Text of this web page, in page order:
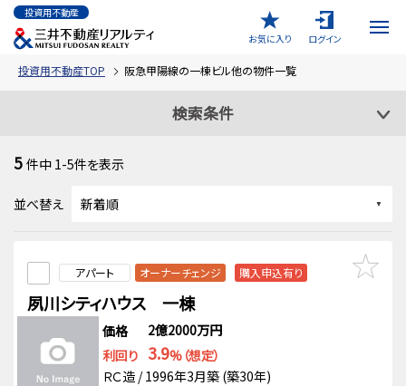
投資用不動産
お気に入り
ログイン
投資用不動産TOP 阪急甲陽線の一棟ビル他の物件一覧
検索条件
5 件中 1-5件を表示
並べ替え
アパート オーナーチェンジ 購入申込有り
夙川シティハウス 一棟
価格
2億2000万円
利回り 3.9%（想定）
ＲＣ造 / 1996年3月築 (築30年)